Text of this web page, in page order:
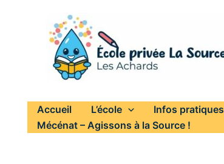
Accueil L’école Infos pratiques
Mécénat – Agissons à la Source !